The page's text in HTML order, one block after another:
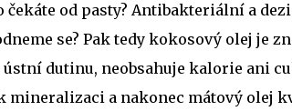
čekáte od pasty? Antibakteriální a
se? Pak tedy kokosový olej je
dutinu, neobsahuje kalorie ani
mineralizaci a nakonec mátový olej